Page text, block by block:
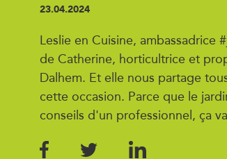
23.04.2024
Leslie en Cuisine, ambassadrice
de Catherine, horticultrice et
Dalhem. Et elle nous partage
cette occasion. Parce que le
conseils d'un professionnel, ça